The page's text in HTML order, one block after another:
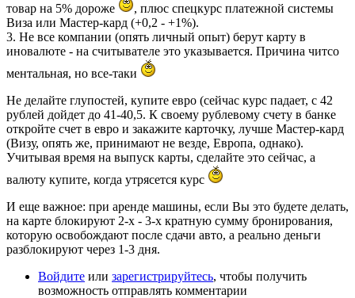
товар на 5% дороже
, плюс спецкурс платежной системы
Виза или Мастер-кард (+0,2 - +1%).
3. Не все компании (опять личный опыт) берут карту в
иновалюте - на считывателе это указывается. Причина читсо
ментальная, но все-таки
Не делайте глупостей, купите евро (сейчас курс падает, с 42
рублей дойдет до 41-40,5. К своему рублевому счету в банке
откройте счет в евро и закажите карточку, лучше Мастер-кард
(Визу, опять же, принимают не везде, Европа, однако).
Учитывая время на выпуск карты, сделайте это сейчас, а
валюту купите, когда утрясется курс
И еще важное: при аренде машины, если Вы это будете делать,
на карте блокируют 2-х - 3-х кратную сумму бронирования,
которую освобождают после сдачи авто, а реально деньги
разблокируют через 1-3 дня.
Войдите или зарегистрируйтесь, чтобы получить
возможность отправлять комментарии